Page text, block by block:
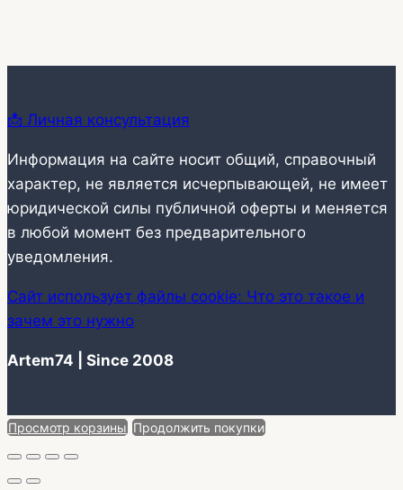
📩 Личная консультация
Информация на сайте носит общий, справочный
характер, не является исчерпывающей, не имеет
юридической силы публичной оферты и меняется
в любой момент без предварительного
уведомления.
Сайт использует файлы cookie: Что это такое и
зачем это нужно
Artem74 | Since 2008
Просмотр корзины Продолжить покупки